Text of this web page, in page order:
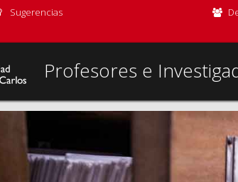
Sugerencias
Profesores e